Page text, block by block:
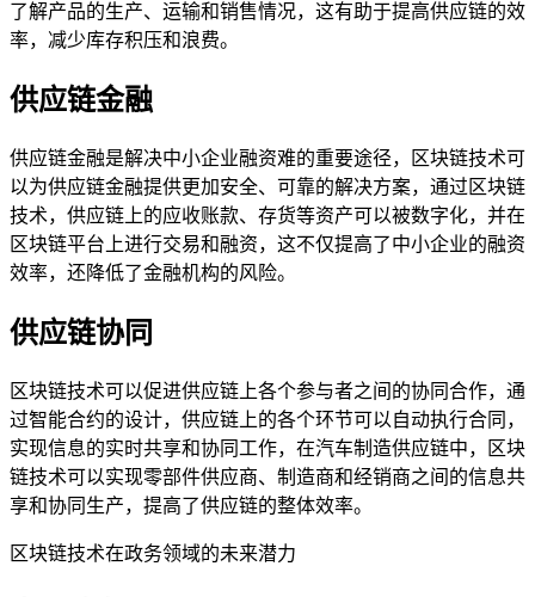
了解产品的生产、运输和销售情况，这有助于提高供应链的效
率，减少库存积压和浪费。
供应链金融
供应链金融是解决中小企业融资难的重要途径，区块链技术可
以为供应链金融提供更加安全、可靠的解决方案，通过区块链
技术，供应链上的应收账款、存货等资产可以被数字化，并在
区块链平台上进行交易和融资，这不仅提高了中小企业的融资
效率，还降低了金融机构的风险。
供应链协同
区块链技术可以促进供应链上各个参与者之间的协同合作，通
过智能合约的设计，供应链上的各个环节可以自动执行合同，
实现信息的实时共享和协同工作，在汽车制造供应链中，区块
链技术可以实现零部件供应商、制造商和经销商之间的信息共
享和协同生产，提高了供应链的整体效率。
区块链技术在政务领域的未来潜力